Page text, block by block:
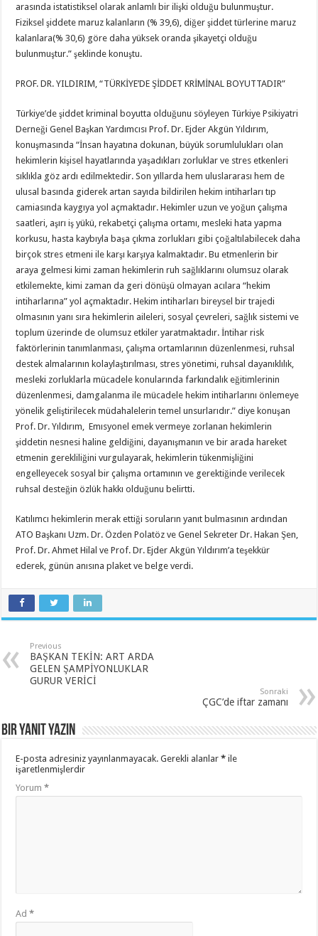
arasında istatistiksel olarak anlamlı bir ilişki olduğu bulunmuştur.
Fiziksel şiddete maruz kalanların (% 39,6), diğer şiddet türlerine maruz
kalanlara(% 30,6) göre daha yüksek oranda şikayetçi olduğu
bulunmuştur.” şeklinde konuştu.
PROF. DR. YILDIRIM, “TÜRKİYE’DE ŞİDDET KRİMİNAL BOYUTTADIR”
Türkiye’de şiddet kriminal boyutta olduğunu söyleyen Türkiye Psikiyatri
Derneği Genel Başkan Yardımcısı Prof. Dr. Ejder Akgün Yıldırım,
konuşmasında “İnsan hayatına dokunan, büyük sorumlulukları olan
hekimlerin kişisel hayatlarında yaşadıkları zorluklar ve stres etkenleri
sıklıkla göz ardı edilmektedir. Son yıllarda hem uluslararası hem de
ulusal basında giderek artan sayıda bildirilen hekim intiharları tıp
camiasında kaygıya yol açmaktadır. Hekimler uzun ve yoğun çalışma
saatleri, aşırı iş yükü, rekabetçi çalışma ortamı, mesleki hata yapma
korkusu, hasta kaybıyla başa çıkma zorlukları gibi çoğaltılabilecek daha
birçok stres etmeni ile karşı karşıya kalmaktadır. Bu etmenlerin bir
araya gelmesi kimi zaman hekimlerin ruh sağlıklarını olumsuz olarak
etkilemekte, kimi zaman da geri dönüşü olmayan acılara “hekim
intiharlarına” yol açmaktadır. Hekim intiharları bireysel bir trajedi
olmasının yanı sıra hekimlerin aileleri, sosyal çevreleri, sağlık sistemi ve
toplum üzerinde de olumsuz etkiler yaratmaktadır. İntihar risk
faktörlerinin tanımlanması, çalışma ortamlarının düzenlenmesi, ruhsal
destek almalarının kolaylaştırılması, stres yönetimi, ruhsal dayanıklılık,
mesleki zorluklarla mücadele konularında farkındalık eğitimlerinin
düzenlenmesi, damgalanma ile mücadele hekim intiharlarını önlemeye
yönelik geliştirilecek müdahalelerin temel unsurlarıdır.” diye konuşan
Prof. Dr. Yıldırım, Emısyonel emek vermeye zorlanan hekimlerin
şiddetin nesnesi haline geldiğini, dayanışmanın ve bir arada hareket
etmenin gerekliliğini vurgulayarak, hekimlerin tükenmişliğini
engelleyecek sosyal bir çalışma ortamının ve gerektiğinde verilecek
ruhsal desteğin özlük hakkı olduğunu belirtti.
Katılımcı hekimlerin merak ettiği soruların yanıt bulmasının ardından
ATO Başkanı Uzm. Dr. Özden Polatöz ve Genel Sekreter Dr. Hakan Şen,
Prof. Dr. Ahmet Hilal ve Prof. Dr. Ejder Akgün Yıldırım’a teşekkür
ederek, günün anısına plaket ve belge verdi.
Previous
BAŞKAN TEKİN: ART ARDA
GELEN ŞAMPİYONLUKLAR
GURUR VERİCİ
Sonraki
ÇGC’de iftar zamanı
Bir yanıt yazın
E-posta adresiniz yayınlanmayacak. Gerekli alanlar* ile
işaretlenmişlerdir
Yorum*
Ad*